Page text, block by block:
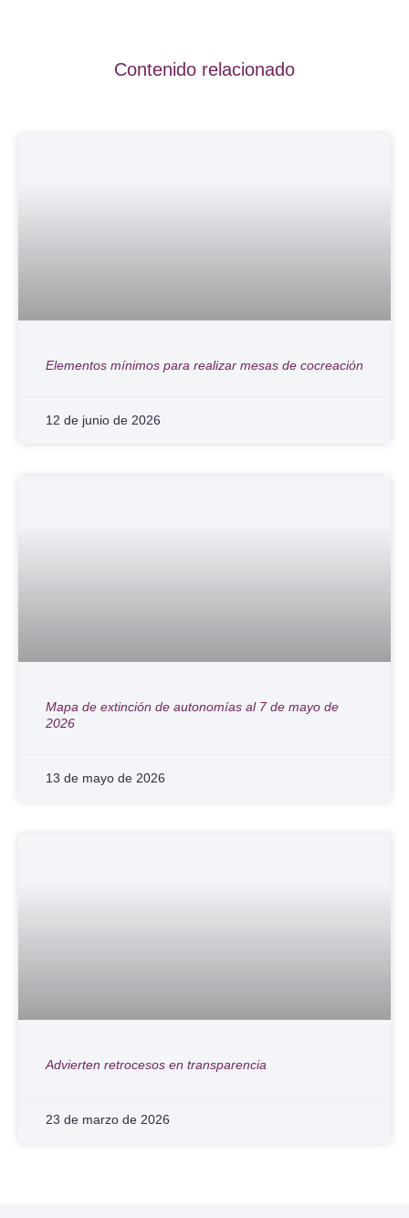
Contenido relacionado
Elementos mínimos para realizar mesas de cocreación
12 de junio de 2026
Mapa de extinción de autonomías al 7 de mayo de
2026
13 de mayo de 2026
Advierten retrocesos en transparencia
23 de marzo de 2026